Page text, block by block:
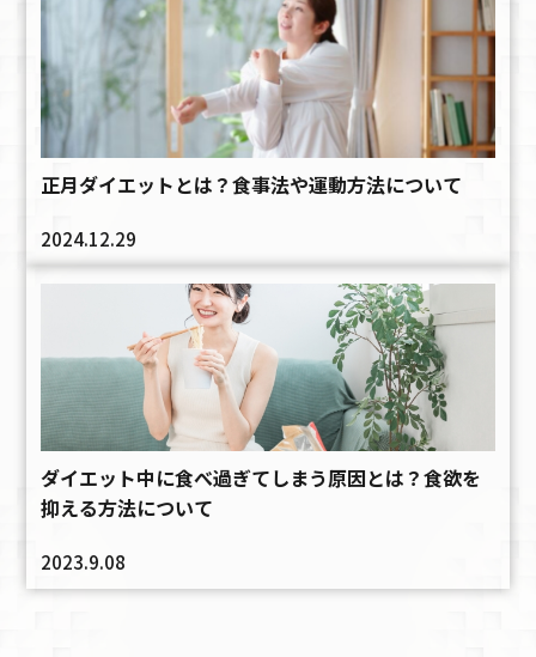
正月ダイエットとは？食事法や運動方法について
2024.12.29
ダイエット中に食べ過ぎてしまう原因とは？食欲を
抑える方法について
2023.9.08